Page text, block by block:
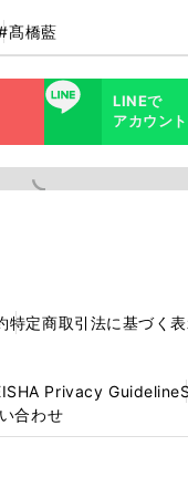
髙橋藍
LINE
LINEで
アカウン
特定商取引法に基づく
Privacy Guideline
合わせ